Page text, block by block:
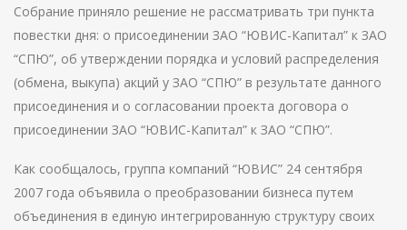
Собрание приняло решение не рассматривать три пункта
повестки дня: о присоединении ЗАО “ЮВИС-Капитал” к ЗАО
“СПЮ”, об утверждении порядка и условий распределения
(обмена, выкупа) акций у ЗАО “СПЮ” в результате данного
присоединения и о согласовании проекта договора о
присоединении ЗАО “ЮВИС-Капитал” к ЗАО “СПЮ”.
Как сообщалось, группа компаний “ЮВИС” 24 сентября
2007 года объявила о преобразовании бизнеса путем
объединения в единую интегрированную структуру своих